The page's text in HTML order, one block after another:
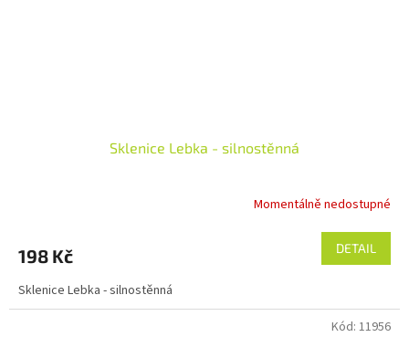
Sklenice Lebka - silnostěnná
je
z
5
Momentálně nedostupné
198 Kč DETAIL
Sklenice Lebka - silnostěnná
Kód: 11956